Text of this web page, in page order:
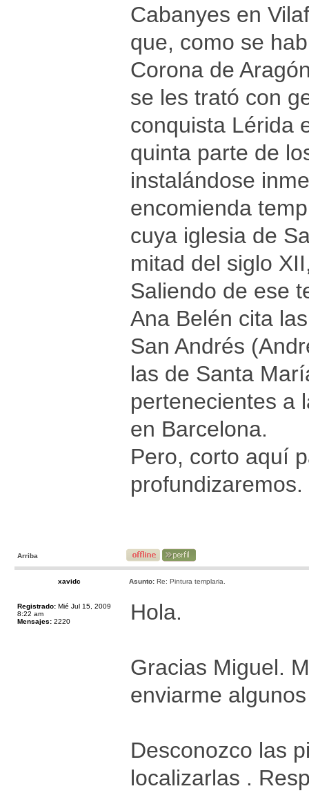
Cabanyes en
que, como se
Corona de
se les trató con
conquista Lérida
quinta parte de
instalándose
encomienda
cuya iglesia de
mitad del siglo
Saliendo de ese
Ana Belén cita
San Andrés
las de Santa
pertenecientes a
en Barcelona.
Pero, corto aquí
Arriba
xavidc Asunto: Re: Pintura templaria.
Registrado: Mié Jul 15, 2009
8:22 am
Mensajes: 2220 Hola.
Gracias Miguel.
enviarme
Desconozco las
localizarlas .